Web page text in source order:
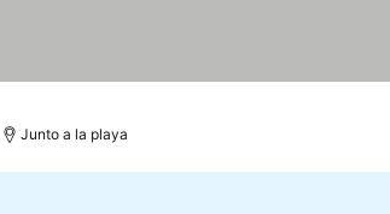
Junto a la playa